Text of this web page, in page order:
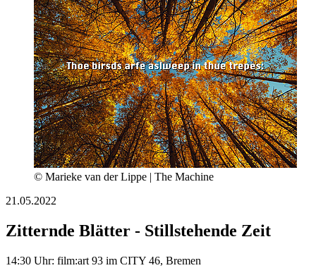
© Marieke van der Lippe | The Machine
21.05.2022
Zitternde Blätter - Stillstehende Zeit
14:30 Uhr: film:art 93 im CITY 46, Bremen